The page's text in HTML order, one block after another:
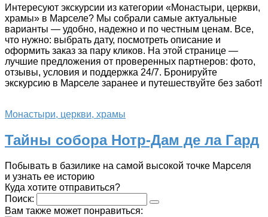
Интересуют экскурсии из категории «Монастыри, церкви,
храмы» в Марселе? Мы собрали самые актуальные
варианты — удобно, надежно и по честным ценам. Все,
что нужно: выбрать дату, посмотреть описание и
оформить заказ за пару кликов. На этой странице —
лучшие предложения от проверенных партнеров: фото,
отзывы, условия и поддержка 24/7. Бронируйте
экскурсию в Марселе заранее и путешествуйте без забот!
Монастыри, церкви, храмы
Тайны собора Нотр-Дам де ла Гард
Побывать в базилике на самой высокой точке Марселя
и узнать ее историю
Куда хотите отправиться?
Поиск:
Вам также может понравиться: